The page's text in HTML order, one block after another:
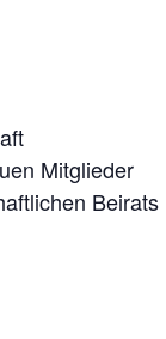
Mitglieder
Beirats